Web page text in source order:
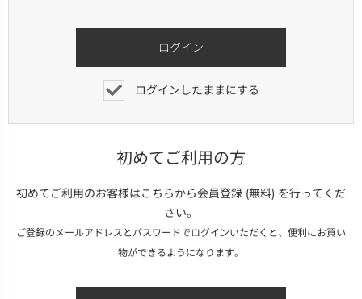
ログインしたままにする
初めてご利用の方
初めてご利用のお客様はこちらから会員登録 (無料) を行ってくだ
さい。
ご登録のメールアドレスとパスワードでログインいただくと、便利にお買い
物ができるようになります。